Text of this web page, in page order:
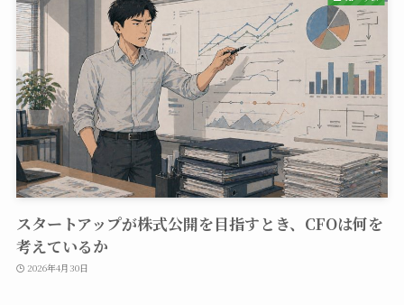
スタートアップが株式公開を目指すとき、CFOは何を
考えているか
2026年4月30日